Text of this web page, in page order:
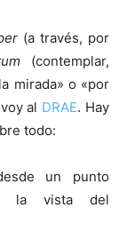
(a través, por
(contemplar,
mirada» o «por
al DRAE. Hay
todo:
un punto
la vista del